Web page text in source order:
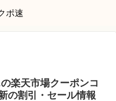
楽天市場クーポンコ
の割引・セール情報